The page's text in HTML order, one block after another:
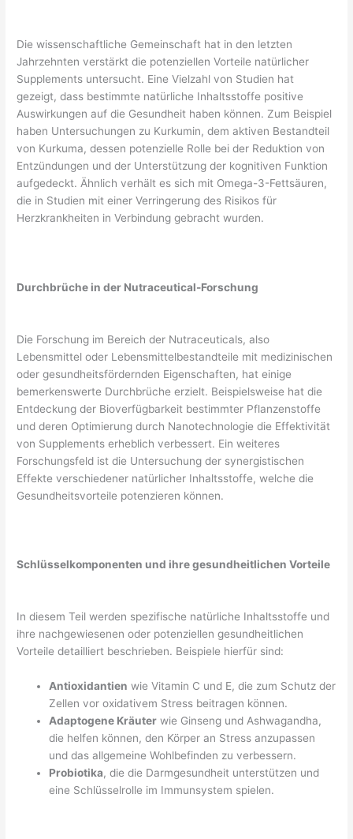
Die wissenschaftliche Gemeinschaft hat in den letzten
Jahrzehnten verstärkt die potenziellen Vorteile natürlicher
Supplements untersucht. Eine Vielzahl von Studien hat
gezeigt, dass bestimmte natürliche Inhaltsstoffe positive
Auswirkungen auf die Gesundheit haben können. Zum Beispiel
haben Untersuchungen zu Kurkumin, dem aktiven Bestandteil
von Kurkuma, dessen potenzielle Rolle bei der Reduktion von
Entzündungen und der Unterstützung der kognitiven Funktion
aufgedeckt. Ähnlich verhält es sich mit Omega-3-Fettsäuren,
die in Studien mit einer Verringerung des Risikos für
Herzkrankheiten in Verbindung gebracht wurden.
Durchbrüche in der Nutraceutical-Forschung
Die Forschung im Bereich der Nutraceuticals, also
Lebensmittel oder Lebensmittelbestandteile mit medizinischen
oder gesundheitsfördernden Eigenschaften, hat einige
bemerkenswerte Durchbrüche erzielt. Beispielsweise hat die
Entdeckung der Bioverfügbarkeit bestimmter Pflanzenstoffe
und deren Optimierung durch Nanotechnologie die Effektivität
von Supplements erheblich verbessert. Ein weiteres
Forschungsfeld ist die Untersuchung der synergistischen
Effekte verschiedener natürlicher Inhaltsstoffe, welche die
Gesundheitsvorteile potenzieren können.
Schlüsselkomponenten und ihre gesundheitlichen Vorteile
In diesem Teil werden spezifische natürliche Inhaltsstoffe und
ihre nachgewiesenen oder potenziellen gesundheitlichen
Vorteile detailliert beschrieben. Beispiele hierfür sind:
Antioxidantien wie Vitamin C und E, die zum Schutz der
Zellen vor oxidativem Stress beitragen können.
Adaptogene Kräuter wie Ginseng und Ashwagandha,
die helfen können, den Körper an Stress anzupassen
und das allgemeine Wohlbefinden zu verbessern.
Probiotika, die die Darmgesundheit unterstützen und
eine Schlüsselrolle im Immunsystem spielen.